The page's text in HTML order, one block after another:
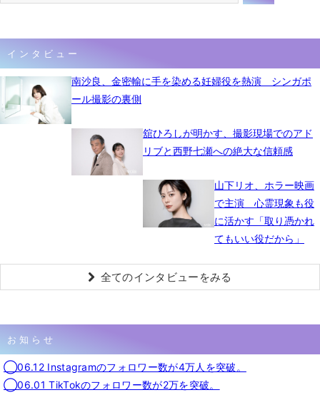
インタビュー
南沙良、金密輸に手を染める妊婦役を熱演 シンガポ
ール撮影の裏側
舘ひろしが明かす、撮影現場でのアド
リブと西野七瀬への絶大な信頼感
山下リオ、ホラー映画
で主演 心霊現象も役
に活かす「取り憑かれ
てもいい役だから」
全てのインタビューをみる
お知らせ
◯06.12 Instagramのフォロワー数が4万人を突破。
◯06.01 TikTokのフォロワー数が2万を突破。